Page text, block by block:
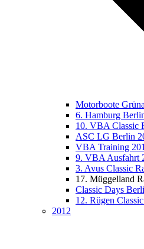
Motorboote
6. Hamburg
10. VBA Classic
ASC LG Berlin
VBA Training
9. VBA Ausfahrt
3. Avus Classic
17. Müggelland
Classic Days
12. Rügen
2012